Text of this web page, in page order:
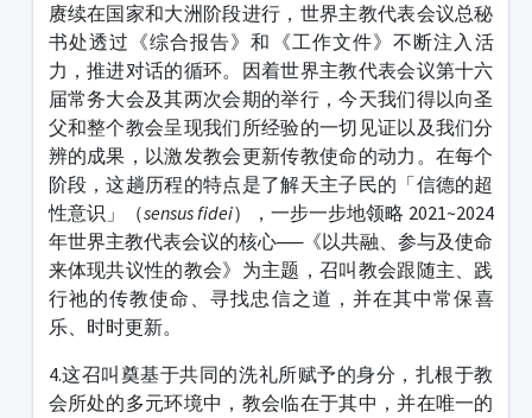
赓续在国家和大洲阶段进行，世界主教代表会议总秘
书处透过《综合报告》和《工作文件》不断注入活
力，推进对话的循环。因着世界主教代表会议第十六
届常务大会及其两次会期的举行，今天我们得以向圣
父和整个教会呈现我们所经验的一切见证以及我们分
辨的成果，以激发教会更新传教使命的动力。在每个
阶段，这趟历程的特点是了解天主子民的「信德的超
性意识」（sensus fidei），一步一步地领略 2021~2024
年世界主教代表会议的核心──《以共融、参与及使命
来体现共议性的教会》为主题，召叫教会跟随主、践
行祂的传教使命、寻找忠信之道，并在其中常保喜
乐、时时更新。
4.这召叫奠基于共同的洗礼所赋予的身分，扎根于教
会所处的多元环境中，教会临在于其中，并在唯一的